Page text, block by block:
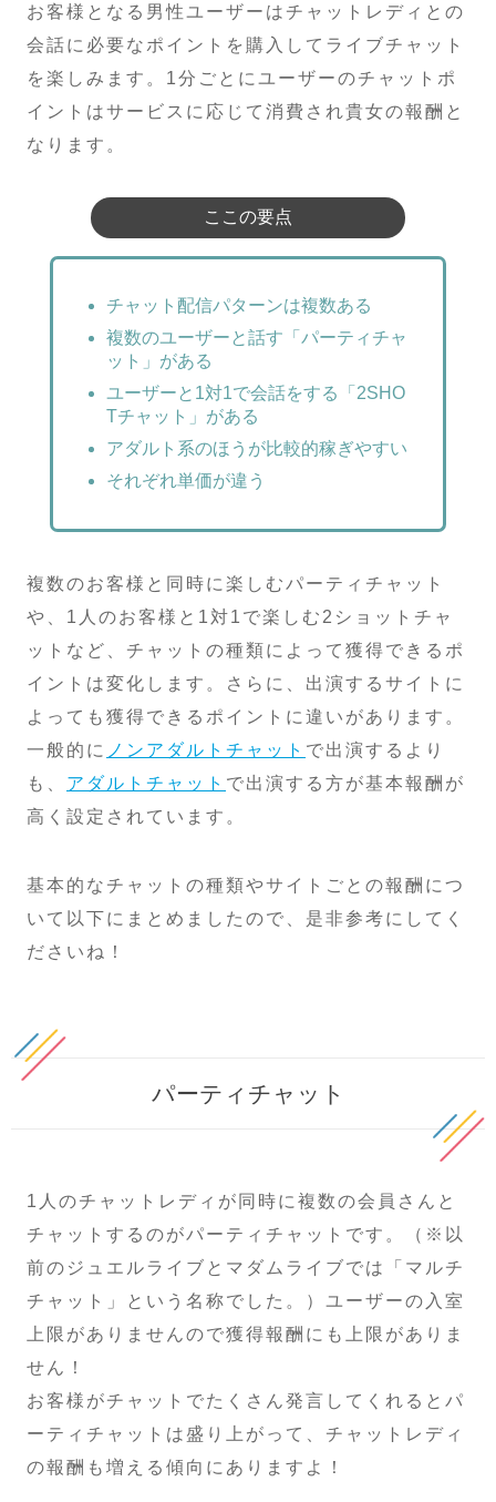
お客様となる男性ユーザーはチャットレディとの
会話に必要なポイントを購入してライブチャット
を楽しみます。1分ごとにユーザーのチャットポ
イントはサービスに応じて消費され貴女の報酬と
なります。
ここの要点
チャット配信パターンは複数ある
複数のユーザーと話す「パーティチャ
ット」がある
ユーザーと1対1で会話をする「2SHO
Tチャット」がある
アダルト系のほうが比較的稼ぎやすい
それぞれ単価が違う
複数のお客様と同時に楽しむパーティチャット
や、1人のお客様と1対1で楽しむ2ショットチャ
ットなど、チャットの種類によって獲得できるポ
イントは変化します。さらに、出演するサイトに
よっても獲得できるポイントに違いがあります。
一般的に ノンアダルトチャット で出演するより
も、 アダルトチャット で出演する方が基本報酬が
高く設定されています。
基本的なチャットの種類やサイトごとの報酬につ
いて以下にまとめましたので、是非参考にしてく
ださいね！
パーティチャット
1人のチャットレディが同時に複数の会員さんと
チャットするのがパーティチャットです。（※以
前のジュエルライブとマダムライブでは「マルチ
チャット」という名称でした。）ユーザーの入室
上限がありませんので獲得報酬にも上限がありま
せん！
お客様がチャットでたくさん発言してくれるとパ
ーティチャットは盛り上がって、チャットレディ
の報酬も増える傾向にありますよ！